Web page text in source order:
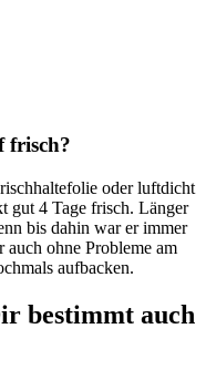
frisch?
oder luftdicht
gut 4 Tage frisch. Länger
bis dahin war er immer
auch ohne Probleme am
aufbacken.
bestimmt auch